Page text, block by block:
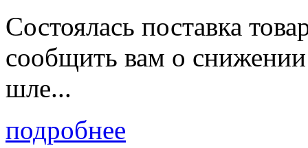
Состоялась поставка
сообщить вам о
шле...
подробнее